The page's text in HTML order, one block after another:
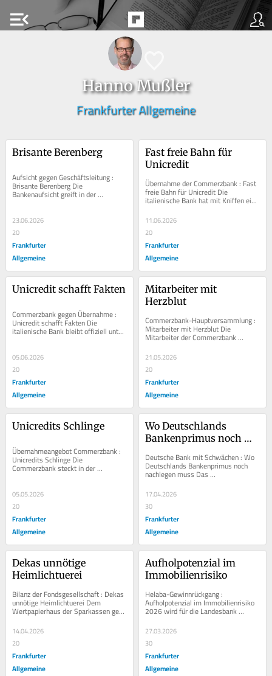
menu_open
Hanno Mußler
Frankfurter Allgemeine
Brisante Berenberg
Aufsicht gegen Geschäftsleitung :
Brisante Berenberg Die
Bankenaufsicht greift in der
Hamburger Bank schnell und hart
23.06.2026
20
Frankfurter
Allgemeine
Fast freie Bahn für
Unicredit
Übernahme der Commerzbank : Fast
freie Bahn für Unicredit Die
italienische Bank hat mit Kniffen ein
Commerzbank-Aktionäre...
11.06.2026
20
Frankfurter
Allgemeine
Unicredit schafft Fakten
Commerzbank gegen Übernahme :
Unicredit schafft Fakten Die
italienische Bank bleibt offiziell unter
05.06.2026
20
Frankfurter
Allgemeine
Mitarbeiter mit
Herzblut
Commerzbank-Hauptversammlung :
Mitarbeiter mit Herzblut Die
Mitarbeiter der Commerzbank
einer Art...
21.05.2026
20
Frankfurter
Allgemeine
Unicredits Schlinge
Übernahmeangebot Commerzbank :
Unicredits Schlinge Die
Commerzbank steckt in der
auf der...
05.05.2026
20
Frankfurter
Allgemeine
Wo Deutschlands
Bankenprimus noch
Deutsche Bank mit Schwächen : Wo
Deutschlands Bankenprimus noch
nachlegen muss Das
Privatkundengeschäft der Deutschen
Bank liefert derzeit nur 30...
17.04.2026
30
Frankfurter
Allgemeine
Dekas unnötige
Heimlichtuerei
Bilanz der Fondsgesellschaft : Dekas
unnötige Heimlichtuerei Dem
Wertpapierhaus der Sparkassen geht
es eigentlich prächtig. Umso mehr
irritiert die...
14.04.2026
20
Frankfurter
Allgemeine
Aufholpotenzial im
Immobilienrisiko
Helaba-Gewinnrückgang :
Aufholpotenzial im Immobilienrisiko
2026 wird für die Landesbank
Übergangsjahr. Wie realistisch ist...
27.03.2026
30
Frankfurter
Allgemeine